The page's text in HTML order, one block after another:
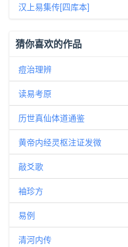
汉上易集传[四库本]
猜你喜欢的作品
痘治理辨
读易考原
历世真仙体道通鉴
黄帝内经灵枢注证发微
敲爻歌
袖珍方
易例
清河内传